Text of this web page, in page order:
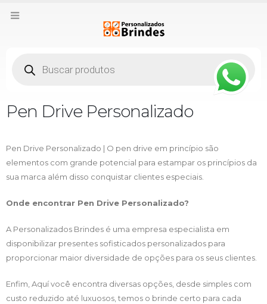
produtos
Pen Drive Personalizado
Pen Drive Personalizado | O pen drive em princípio são
elementos com grande potencial para estampar os princípios da
sua marca além disso conquistar clientes especiais.
Onde encontrar Pen Drive Personalizado?
A Personalizados Brindes é uma empresa especialista em
disponibilizar presentes sofisticados personalizados para
proporcionar maior diversidade de opções para os seus clientes.
Enfim, Aquí você encontra diversas opções, desde simples com
custo reduzido até luxuosos, temos o brinde certo para cada